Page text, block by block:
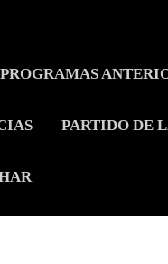
PROGRAMAS
PARTIDO DE